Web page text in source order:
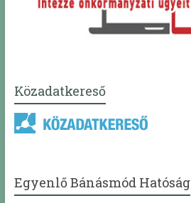
Közadatkereső
Egyenlő Bánásmód Hatóság